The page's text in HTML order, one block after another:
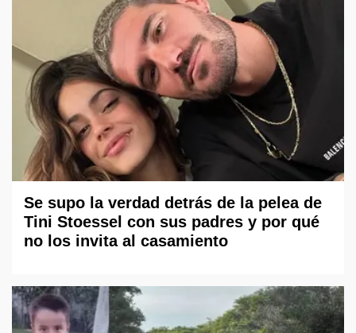
Se supo la verdad detrás de la pelea de
Tini Stoessel con sus padres y por qué
no los invita al casamiento